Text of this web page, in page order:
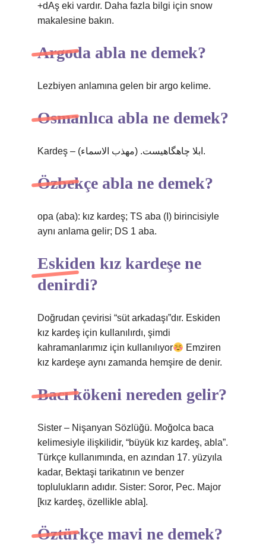
+dAş eki vardır. Daha fazla bilgi için snow
makalesine bakın.
Argoda abla ne demek?
Lezbiyen anlamına gelen bir argo kelime.
Osmanlıca abla ne demek?
Kardeş – ابلا چاهگاهیست. (مهذب الاسماء).
Özbekçe abla ne demek?
opa (aba): kız kardeş; TS aba (I) birincisiyle
aynı anlama gelir; DS 1 aba.
Eskiden kız kardeşe ne
denirdi?
Doğrudan çevirisi “süt arkadaşı”dır. Eskiden
kız kardeş için kullanılırdı, şimdi
kahramanlarımız için kullanılıyor
Emziren
kız kardeşe aynı zamanda hemşire de denir.
Bacı kökeni nereden gelir?
Sister – Nişanyan Sözlüğü. Moğolca baca
kelimesiyle ilişkilidir, “büyük kız kardeş, abla”.
Türkçe kullanımında, en azından 17. yüzyıla
kadar, Bektaşi tarikatının ve benzer
toplulukların adıdır. Sister: Soror, Pec. Major
[kız kardeş, özellikle abla].
Öztürkçe mavi ne demek?